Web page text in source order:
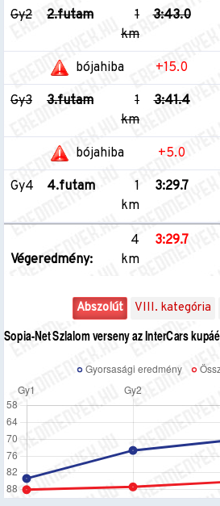
Gy2 2.futam
1
km
3:43.0
bójahiba +15.0
Gy3 3.futam
1
km
3:41.4
bójahiba +5.0
Gy4 4.futam
1
km
3:29.7
Végeredmény:
4
km
3:29.7
Abszolút VIII. kategória